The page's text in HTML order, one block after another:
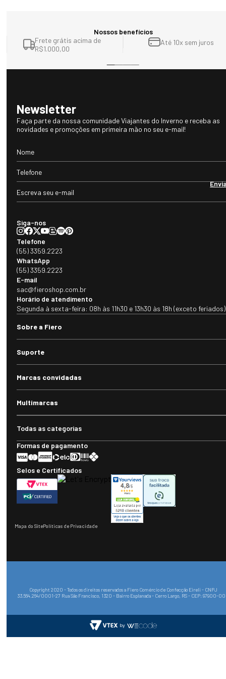
Nossos benefícios
Frete grátis acima de
R$1.000,00
Até 10x sem juros
Newsletter
Faça parte da nossa comunidade Viajantes do Inverno e receba as
novidades e promoções em primeira mão no seu e-mail!
Siga-nos
Telefone
(55) 3359.2223
WhatsApp
(55) 3359.2223
E-mail
sac@fieroshop.com.br
Horário de atendimento
Segunda à sexta-feira: 08h às 11h30 e 13h30 às 18h (exceto feriados)
Sobre a Fiero
Suporte
Marcas convidadas
Multimarcas
Todas as categorias
Formas de pagamento
Selos e Certificados
Mapa do SitePolíticas de Privacidade
Copyright 2020 - Todos os direitos reservados a Fiero Comércio de Confecção Eireli - CNPJ
33.564.264/0001-27 Rua São Francisco, 1320 - Bairro Esplanada - Cerro Largo, RS - CEP: 97900-